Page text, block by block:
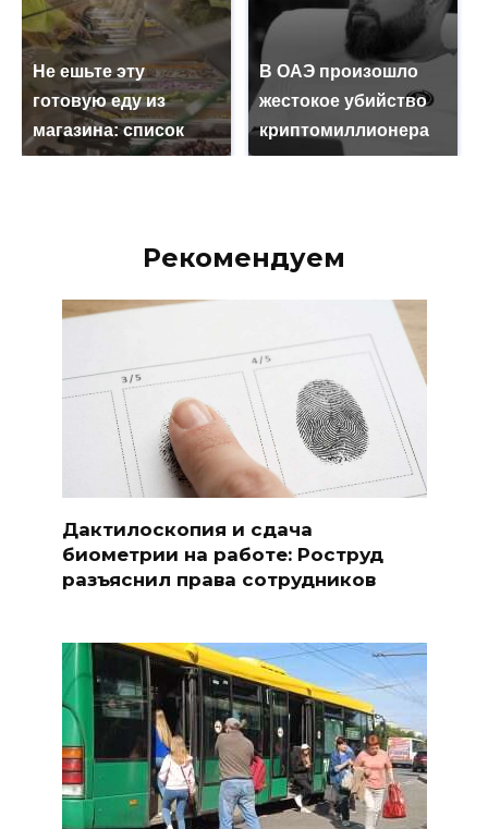
Не ешьте эту
готовую еду из
магазина: список
В ОАЭ произошло
жестокое убийство
криптомиллионера
Рекомендуем
Дактилоскопия и сдача
биометрии на работе: Роструд
разъяснил права сотрудников